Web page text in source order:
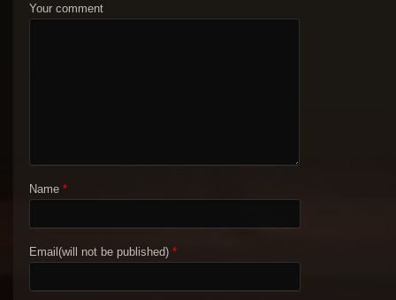
Your comment
Name *
Email(will not be published) *